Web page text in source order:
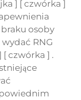
] [ czwórka ]
osoby
RNG
czwórka ] .